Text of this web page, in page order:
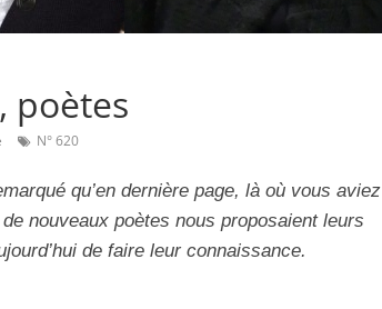
poètes
N° 620
qu’en dernière page, là où vous aviez
nouveaux poètes nous proposaient leurs
de faire leur connaissance.